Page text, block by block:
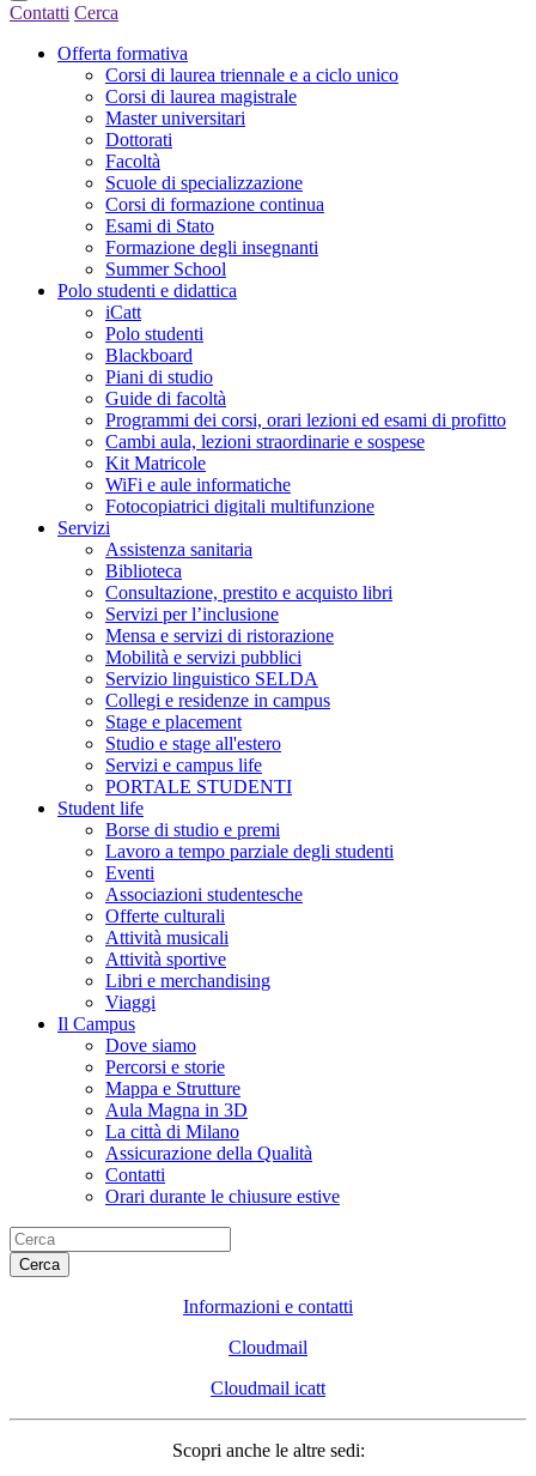
Contatti Cerca
Offerta formativa
Corsi di laurea triennale e a ciclo unico
Corsi di laurea magistrale
Master universitari
Dottorati
Facoltà
Scuole di specializzazione
Corsi di formazione continua
Esami di Stato
Formazione degli insegnanti
Summer School
Polo studenti e didattica
iCatt
Polo studenti
Blackboard
Piani di studio
Guide di facoltà
Programmi dei corsi, orari lezioni ed esami di profitto
Cambi aula, lezioni straordinarie e sospese
Kit Matricole
WiFi e aule informatiche
Fotocopiatrici digitali multifunzione
Servizi
Assistenza sanitaria
Biblioteca
Consultazione, prestito e acquisto libri
Servizi per l’inclusione
Mensa e servizi di ristorazione
Mobilità e servizi pubblici
Servizio linguistico SELDA
Collegi e residenze in campus
Stage e placement
Studio e stage all'estero
Servizi e campus life
PORTALE STUDENTI
Student life
Borse di studio e premi
Lavoro a tempo parziale degli studenti
Eventi
Associazioni studentesche
Offerte culturali
Attività musicali
Attività sportive
Libri e merchandising
Viaggi
Il Campus
Dove siamo
Percorsi e storie
Mappa e Strutture
Aula Magna in 3D
La città di Milano
Assicurazione della Qualità
Contatti
Orari durante le chiusure estive
Cerca
Informazioni e contatti
Cloudmail
Cloudmail icatt
Scopri anche le altre sedi: